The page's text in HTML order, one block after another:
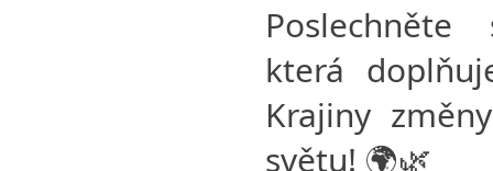
která
Krajiny
světu! 🌍🌿